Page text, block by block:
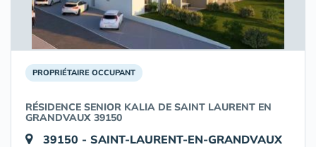
PROPRIÉTAIRE OCCUPANT
RÉSIDENCE SENIOR KALIA DE SAINT LAURENT EN
GRANDVAUX 39150
39150 - SAINT-LAURENT-EN-GRANDVAUX